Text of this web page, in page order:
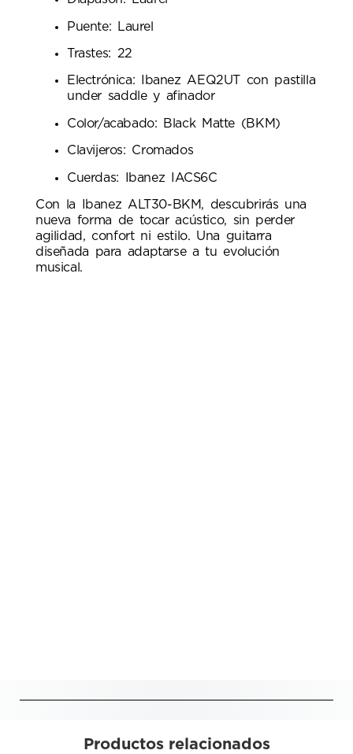
Puente: Laurel
Trastes: 22
Electrónica: Ibanez AEQ2UT con pastilla
under saddle y afinador
Color/acabado: Black Matte (BKM)
Clavijeros: Cromados
Cuerdas: Ibanez IACS6C
Con la Ibanez ALT30-BKM, descubrirás una
nueva forma de tocar acústico, sin perder
agilidad, confort ni estilo. Una guitarra
diseñada para adaptarse a tu evolución
musical.
Productos relacionados